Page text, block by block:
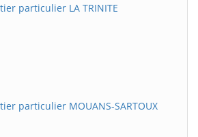
particulier LA TRINITE
particulier MOUANS-SARTOUX